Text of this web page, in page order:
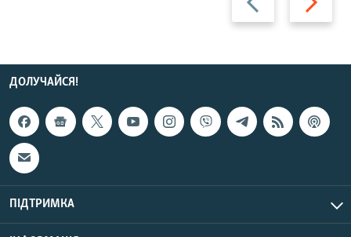
ДОЛУЧАЙСЯ!
ПІДТРИМКА